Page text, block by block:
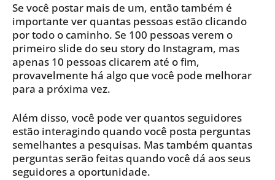
Se você postar mais de um, então também é
importante ver quantas pessoas estão clicando
por todo o caminho. Se 100 pessoas verem o
primeiro slide do seu story do Instagram, mas
apenas 10 pessoas clicarem até o fim,
provavelmente há algo que você pode melhorar
para a próxima vez.
Além disso, você pode ver quantos seguidores
estão interagindo quando você posta perguntas
semelhantes a pesquisas. Mas também quantas
perguntas serão feitas quando você dá aos seus
seguidores a oportunidade.